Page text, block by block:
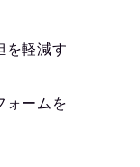
を軽減す
ォームを